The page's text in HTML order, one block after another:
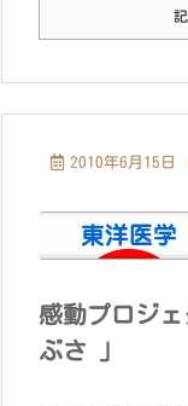
2010年6月15日
感動プロジ
ぶさ 」